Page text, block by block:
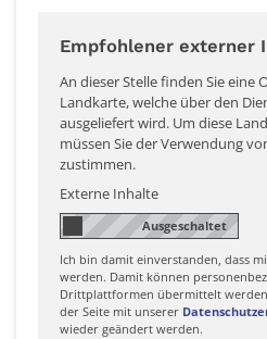
Empfohlener externer
An dieser Stelle finden Sie eine
Landkarte, welche über den
ausgeliefert wird. Um diese
müssen Sie der Verwendung
zustimmen.
Externe Inhalte
Ich bin damit einverstanden, dass
werden. Damit können
Drittplattformen übermittelt
der Seite mit unserer
wieder geändert werden.